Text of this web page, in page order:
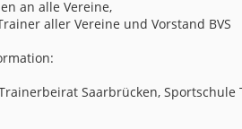
an alle Vereine,
aller Vereine und Vorstand BVS
Saarbrücken, Sportschule